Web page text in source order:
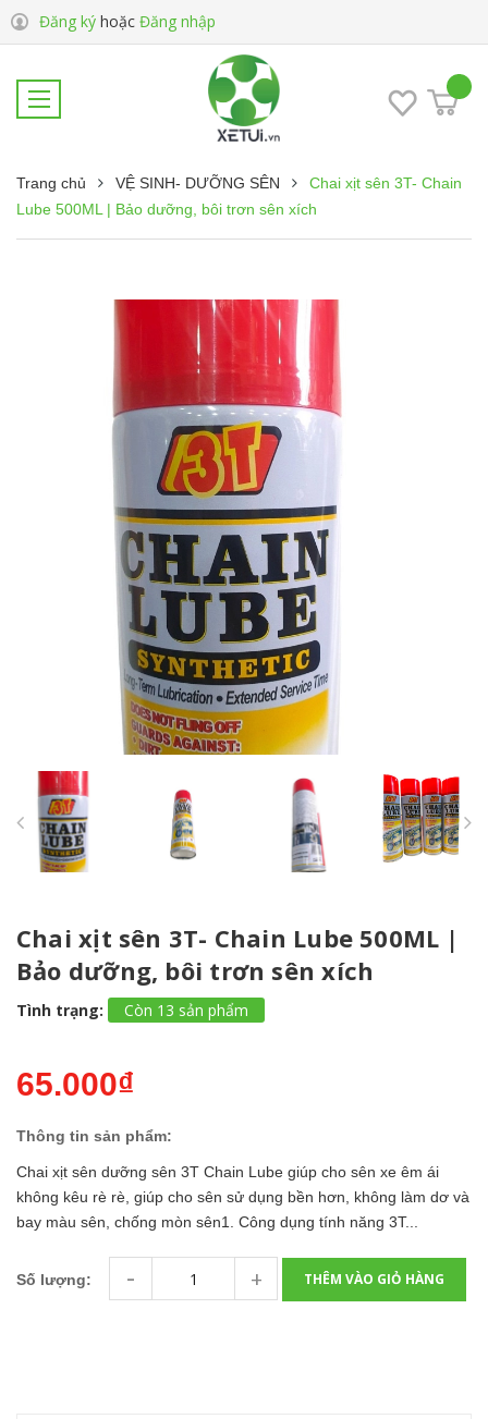
Đăng ký hoặc Đăng nhập
Trang chủ VỆ SINH- DƯỠNG SÊN
Chai xịt sên 3T- Chain
Lube 500ML | Bảo dưỡng, bôi trơn sên xích
Chai xịt sên 3T- Chain Lube 500ML |
Bảo dưỡng, bôi trơn sên xích
Tình trạng: Còn 13 sản phẩm
65.000₫
Thông tin sản phẩm:
Chai xịt sên dưỡng sên 3T Chain Lube giúp cho sên xe êm ái
không kêu rè rè, giúp cho sên sử dụng bền hơn, không làm dơ và
bay màu sên, chống mòn sên1. Công dụng tính năng 3T...
Số lượng: - + THÊM VÀO GIỎ HÀNG